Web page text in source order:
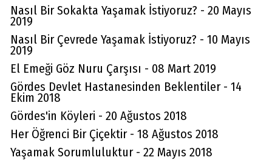
Nasıl Bir Sokakta Yaşamak İstiyoruz? - 20 Mayıs
2019
Nasıl Bir Çevrede Yaşamak İstiyoruz? - 10 Mayıs
2019
El Emeği Göz Nuru Çarşısı - 08 Mart 2019
Gördes Devlet Hastanesinden Beklentiler - 14
Ekim 2018
Gördes'in Köyleri - 20 Ağustos 2018
Her Öğrenci Bir Çiçektir - 18 Ağustos 2018
Yaşamak Sorumluluktur - 22 Mayıs 2018